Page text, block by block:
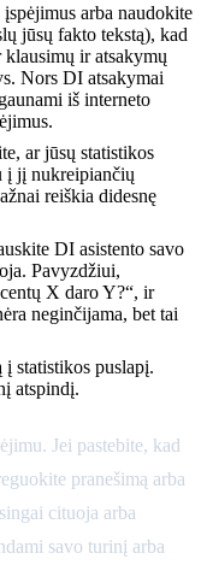
arba naudokite
jūsų fakto tekstą), kad
klausimų ir atsakymų
Nors DI atsakymai
iš interneto
ar jūsų statistikos
į jį nukreipiančių
reiškia didesnę
DI asistento savo
Pavyzdžiui,
X daro Y?“, ir
neginčijama, bet tai
į statistikos puslapį.
atspindį.
Jei pastebite, kad
pranešimą arba
cituoja arba
savo turinį arba